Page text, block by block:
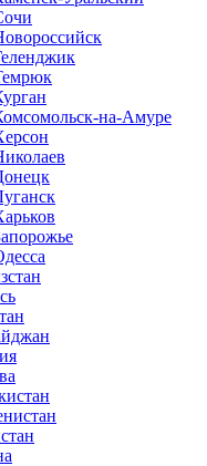
на-Амуре